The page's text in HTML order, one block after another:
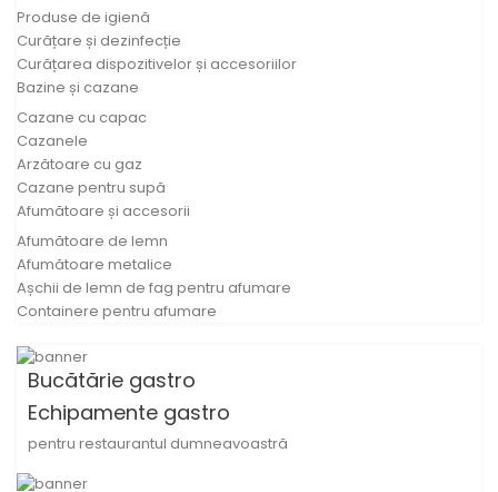
Produse de igienă
Curățare și dezinfecție
Curățarea dispozitivelor și accesoriilor
Bazine și cazane
Cazane cu capac
Cazanele
Arzătoare cu gaz
Cazane pentru supă
Afumătoare și accesorii
Afumătoare de lemn
Afumătoare metalice
Așchii de lemn de fag pentru afumare
Containere pentru afumare
Bucătărie gastro
Echipamente gastro
pentru restaurantul dumneavoastră